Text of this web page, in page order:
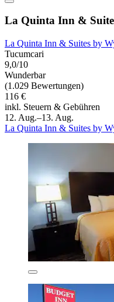
La Quinta Inn &
La Quinta Inn & Suites by
Tucumcari
9,0/10
Wunderbar
(1.029 Bewertungen)
116 €
inkl. Steuern & Gebühren
12. Aug.–13. Aug.
La Quinta Inn & Suites by